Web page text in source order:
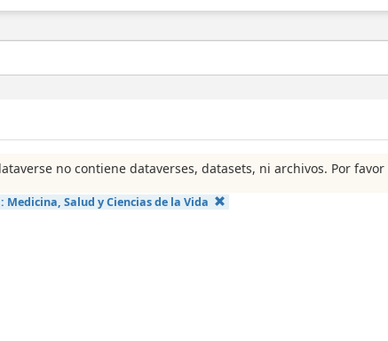
no contiene dataverses, datasets, ni archivos. Por favor
Medicina, Salud y Ciencias de la Vida